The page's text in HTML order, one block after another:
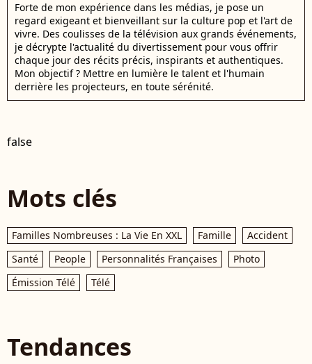
Forte de mon expérience dans les médias, je pose un
regard exigeant et bienveillant sur la culture pop et l'art de
vivre. Des coulisses de la télévision aux grands événements,
je décrypte l'actualité du divertissement pour vous offrir
chaque jour des récits précis, inspirants et authentiques.
Mon objectif ? Mettre en lumière le talent et l'humain
derrière les projecteurs, en toute sérénité.
false
Mots clés
Familles Nombreuses : La Vie En XXL Famille
Accident
Santé
People Personnalités Françaises
Photo
Émission Télé
Télé
Tendances